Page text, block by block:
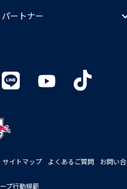
パートナー
サイトマップ よくあるご質問 お問い
プ行動規範